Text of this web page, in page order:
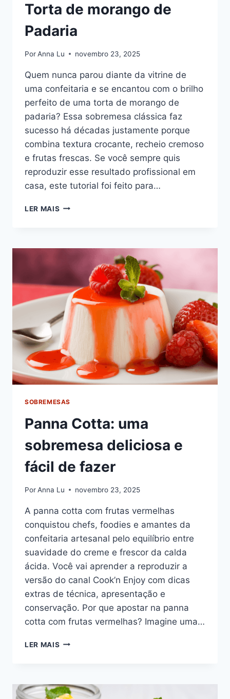
Torta de morango de
Padaria
PorAnna Lu novembro 23, 2025
Quem nunca parou diante da vitrine de
uma confeitaria e se encantou com o brilho
perfeito de uma torta de morango de
padaria? Essa sobremesa clássica faz
sucesso há décadas justamente porque
combina textura crocante, recheio cremoso
e frutas frescas. Se você sempre quis
reproduzir esse resultado profissional em
casa, este tutorial foi feito para…
LER MAIS TORTA
PADARIA
SOBREMESAS
Panna Cotta: uma
sobremesa deliciosa e
fácil de fazer
PorAnna Lu novembro 23, 2025
A panna cotta com frutas vermelhas
conquistou chefs, foodies e amantes da
confeitaria artesanal pelo equilíbrio entre
suavidade do creme e frescor da calda
ácida. Você vai aprender a reproduzir a
versão do canal Cook’n Enjoy com dicas
extras de técnica, apresentação e
conservação. Por que apostar na panna
cotta com frutas vermelhas? Imagine uma…
LER MAIS PANNA
DELICIOSA
E